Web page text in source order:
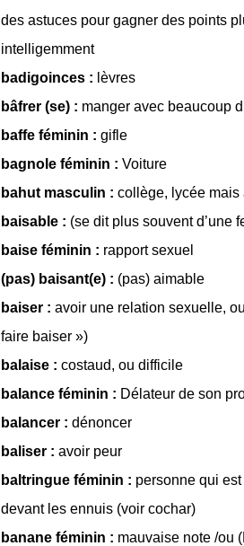
des astuces pour gagner des points
intelligemment
badigoinces : lèvres
bâfrer (se) : manger avec beaucoup
baffe féminin : gifle
bagnole féminin : Voiture
bahut masculin : collège, lycée mais
baisable : (se dit plus souvent d’une
baise féminin : rapport sexuel
(pas) baisant(e) : (pas) aimable
baiser : avoir une relation sexuelle,
faire baiser »)
balaise : costaud, ou difficile
balance féminin : Délateur de son
balancer : dénoncer
baliser : avoir peur
baltringue féminin : personne qui
devant les ennuis (voir cochar)
banane féminin : mauvaise note /ou